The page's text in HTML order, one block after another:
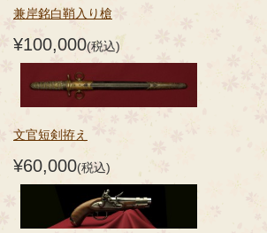
兼岸銘白鞘入り槍
¥100,000(税込)
文官短剣拵え
¥60,000(税込)